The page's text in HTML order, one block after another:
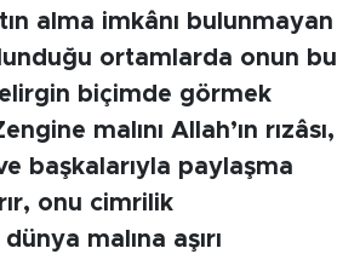
alma imkânı bulunmayan
ortamlarda onun bu
biçimde görmek
malını Allah’ın rızâsı,
başkalarıyla paylaşma
onu cimrilik
malına aşırı